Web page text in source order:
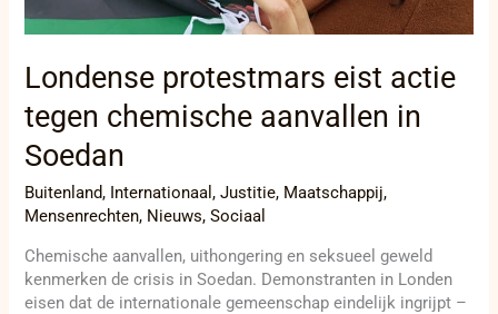
Londense protestmars eist actie
tegen chemische aanvallen in
Soedan
Buitenland, Internationaal,Justitie, Maatschappij,
Mensenrechten, Nieuws,Sociaal
Chemische aanvallen, uithongering en seksueel geweld
kenmerken de crisis in Soedan. Demonstranten in Londen
eisen dat de internationale gemeenschap eindelijk ingrijpt –